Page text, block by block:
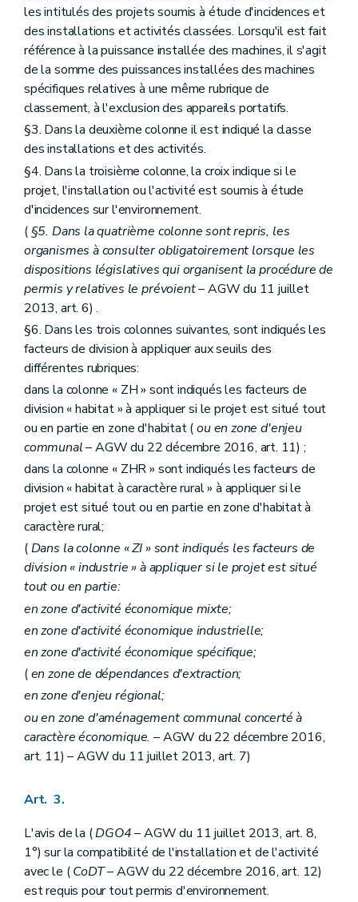
les intitulés des projets soumis à étude d'incidences et
des installations et activités classées. Lorsqu'il est fait
référence à la puissance installée des machines, il s'agit
de la somme des puissances installées des machines
spécifiques relatives à une même rubrique de
classement, à l'exclusion des appareils portatifs.
§3. Dans la deuxième colonne il est indiqué la classe
des installations et des activités.
§4. Dans la troisième colonne, la croix indique si le
projet, l'installation ou l'activité est soumis à étude
d'incidences sur l'environnement.
( §5. Dans la quatrième colonne sont repris, les
organismes à consulter obligatoirement lorsque les
dispositions législatives qui organisent la procédure de
permis y relatives le prévoient– AGW du 11 juillet
2013, art. 6) .
§6. Dans les trois colonnes suivantes, sont indiqués les
facteurs de division à appliquer aux seuils des
différentes rubriques:
dans la colonne « ZH » sont indiqués les facteurs de
division « habitat » à appliquer si le projet est situé tout
ou en partie en zone d'habitat (ou en zone d'enjeu
communal– AGW du 22 décembre 2016, art. 11) ;
dans la colonne « ZHR » sont indiqués les facteurs de
division « habitat à caractère rural » à appliquer si le
projet est situé tout ou en partie en zone d'habitat à
caractère rural;
(Dans la colonne « ZI » sont indiqués les facteurs de
division « industrie » à appliquer si le projet est situé
tout ou en partie:
en zone d'activité économique mixte;
en zone d'activité économique industrielle;
en zone d'activité économique spécifique;
(en zone de dépendances d'extraction;
en zone d'enjeu régional;
ou en zone d'aménagement communal concerté à
caractère économique. – AGW du 22 décembre 2016,
art. 11) – AGW du 11 juillet 2013, art. 7)
Art. 3.
L'avis de la (DGO4– AGW du 11 juillet 2013, art. 8,
1°) sur la compatibilité de l'installation et de l'activité
avec le (CoDT– AGW du 22 décembre 2016, art. 12)
est requis pour tout permis d'environnement.